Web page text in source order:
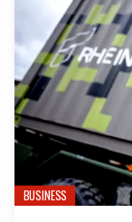
BUSINESS